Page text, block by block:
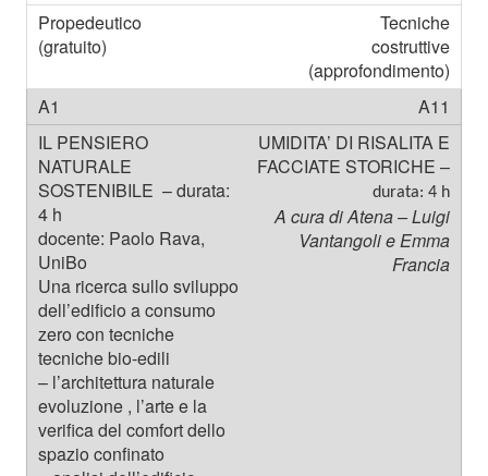
Tecniche
costruttive
(approfondimento)
A11
UMIDITA’ DI RISALITA E
FACCIATE STORICHE –
durata: 4 h
A cura di Atena – Luigi
Vantangoli e Emma
Francia